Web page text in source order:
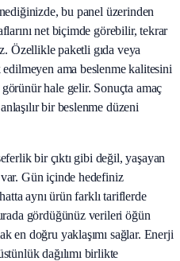
bu panel üzerinden
net biçimde görebilir, tekrar
Özellikle paketli gıda veya
ama beslenme kalitesini
hale gelir. Sonuçta amaç
bir beslenme düzeni
bir çıktı gibi değil, yaşayan
Gün içinde hedefiniz
aynı ürün farklı tariflerde
gördüğünüz verileri öğün
en doğru yaklaşımı sağlar. Enerji
dağılımı birlikte